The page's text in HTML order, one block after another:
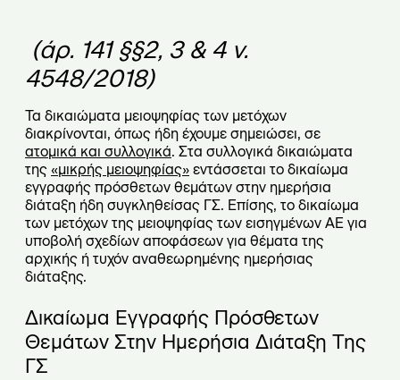
(άρ. 141 §§2, 3 & 4 ν.
4548/2018)
Τα δικαιώματα μειοψηφίας των μετόχων
διακρίνονται, όπως ήδη έχουμε σημειώσει, σε
ατομικά και συλλογικά. Στα συλλογικά δικαιώματα
της «μικρής μειοψηφίας» εντάσσεται το δικαίωμα
εγγραφής πρόσθετων θεμάτων στην ημερήσια
διάταξη ήδη συγκληθείσας ΓΣ. Επίσης, το δικαίωμα
των μετόχων της μειοψηφίας των εισηγμένων ΑΕ για
υποβολή σχεδίων αποφάσεων για θέματα της
αρχικής ή τυχόν αναθεωρημένης ημερήσιας
διάταξης.
Δικαίωμα Εγγραφής Πρόσθετων
Θεμάτων Στην Ημερήσια Διάταξη Της
ΓΣ